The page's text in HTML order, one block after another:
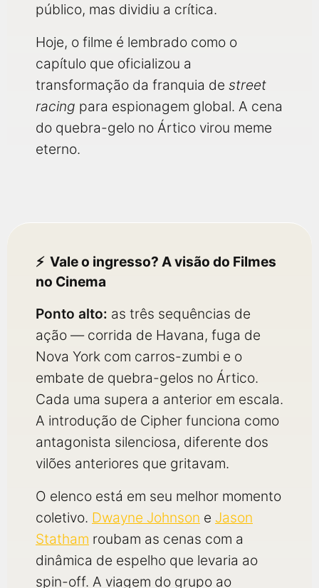
público, mas dividiu a crítica.
Hoje, o filme é lembrado como o
capítulo que oficializou a
transformação da franquia de street
racing para espionagem global. A cena
do quebra-gelo no Ártico virou meme
eterno.
Vale o ingresso? A visão do Filmes
no Cinema
Ponto alto: as três sequências de
ação — corrida de Havana, fuga de
Nova York com carros-zumbi e o
embate de quebra-gelos no Ártico.
Cada uma supera a anterior em escala.
A introdução de Cipher funciona como
antagonista silenciosa, diferente dos
vilões anteriores que gritavam.
O elenco está em seu melhor momento
coletivo. Dwayne Johnson e Jason
Statham roubam as cenas com a
dinâmica de espelho que levaria ao
spin-off. A viagem do grupo ao